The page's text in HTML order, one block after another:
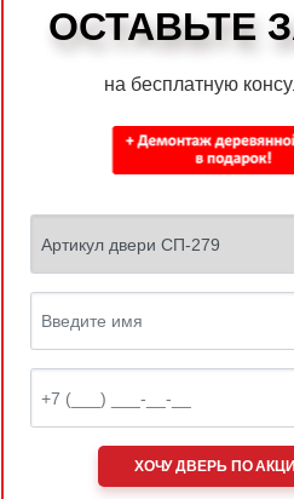
ОСТАВЬТЕ
на бесплатную
ХОЧУ ДВЕРЬ ПО